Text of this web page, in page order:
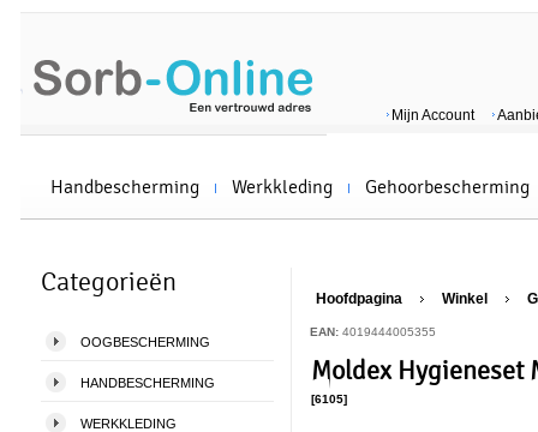
Mijn Account
Handbescherming Werkkleding Gehoorbescherming
Categorieën
OOGBESCHERMING
HANDBESCHERMING
WERKKLEDING
Hoofdpagina Winkel
EAN: 4019444005355
Moldex Hygieneset
[6105]